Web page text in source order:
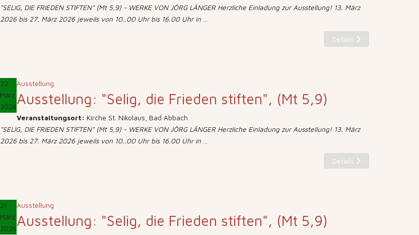
"SELIG, DIE FRIEDEN STIFTEN" (Mt 5,9) - WERKE VON JÖRG LÄNGER Herzliche Einladung zur Ausstellung! 13. März
2026 bis 27. März 2026 jeweils von 10..00 Uhr bis 16.00 Uhr in ...
Details
22
März
2026
Ausstellung
Ausstellung: "Selig, die Frieden stiften", (Mt 5,9)
Veranstaltungsort: Kirche St. Nikolaus, Bad Abbach
"SELIG, DIE FRIEDEN STIFTEN" (Mt 5,9) - WERKE VON JÖRG LÄNGER Herzliche Einladung zur Ausstellung! 13. März
2026 bis 27. März 2026 jeweils von 10..00 Uhr bis 16.00 Uhr in ...
Details
21
März
2026
Ausstellung
Ausstellung: "Selig, die Frieden stiften", (Mt 5,9)